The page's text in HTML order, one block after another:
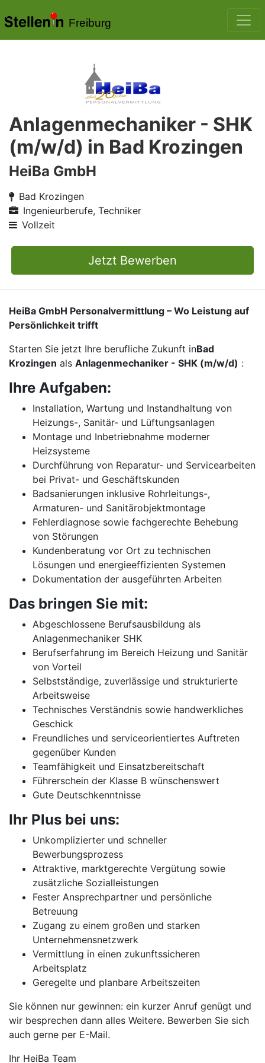
Freiburg
Anlagenmechaniker - SHK
(m/w/d) in Bad Krozingen
HeiBa GmbH
Bad Krozingen
Ingenieurberufe, Techniker
Vollzeit
Jetzt Bewerben
HeiBa GmbH Personalvermittlung – Wo Leistung auf
Persönlichkeit trifft
Starten Sie jetzt Ihre berufliche Zukunft inBad
Krozingen als Anlagenmechaniker - SHK (m/w/d) :
Ihre Aufgaben:
Installation, Wartung und Instandhaltung von
Heizungs-, Sanitär- und Lüftungsanlagen
Montage und Inbetriebnahme moderner
Heizsysteme
Durchführung von Reparatur- und Servicearbeiten
bei Privat- und Geschäftskunden
Badsanierungen inklusive Rohrleitungs-,
Armaturen- und Sanitärobjektmontage
Fehlerdiagnose sowie fachgerechte Behebung
von Störungen
Kundenberatung vor Ort zu technischen
Lösungen und energieeffizienten Systemen
Dokumentation der ausgeführten Arbeiten
Das bringen Sie mit:
Abgeschlossene Berufsausbildung als
Anlagenmechaniker SHK
Berufserfahrung im Bereich Heizung und Sanitär
von Vorteil
Selbstständige, zuverlässige und strukturierte
Arbeitsweise
Technisches Verständnis sowie handwerkliches
Geschick
Freundliches und serviceorientiertes Auftreten
gegenüber Kunden
Teamfähigkeit und Einsatzbereitschaft
Führerschein der Klasse B wünschenswert
Gute Deutschkenntnisse
Ihr Plus bei uns:
Unkomplizierter und schneller
Bewerbungsprozess
Attraktive, marktgerechte Vergütung sowie
zusätzliche Sozialleistungen
Fester Ansprechpartner und persönliche
Betreuung
Zugang zu einem großen und starken
Unternehmensnetzwerk
Vermittlung in einen zukunftssicheren
Arbeitsplatz
Geregelte und planbare Arbeitszeiten
Sie können nur gewinnen: ein kurzer Anruf genügt und
wir besprechen dann alles Weitere. Bewerben Sie sich
auch gerne per E-Mail.
Ihr HeiBa Team